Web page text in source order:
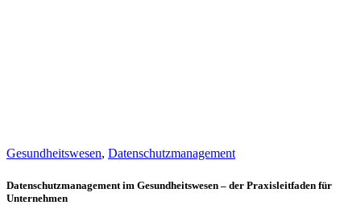
Gesundheitswesen, Datenschutzmanagement
Datenschutzmanagement im Gesundheitswesen – der Praxisleitfaden für
Unternehmen